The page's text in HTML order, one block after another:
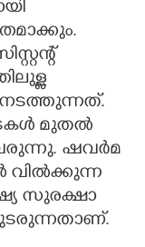
മുതൽ
ഷവർമ
വിൽക്കുന്ന
സുരക്ഷാ